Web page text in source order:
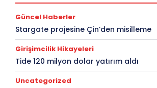
Güncel Haberler
Stargate projesine Çin’den misilleme
Girişimcilik Hikayeleri
Tide 120 milyon dolar yatırım aldı
Uncategorized